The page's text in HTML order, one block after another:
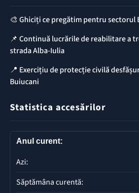
🎨 Ghiciți ce pregătim pentru sectorul
📌 Continuă lucrările de reabilitare a
strada Alba-Iulia
📍 Exercițiu de protecție civilă
Buiucani
Statistica accesărilor
Anul curent:
Azi:
Săptămâna curentă: